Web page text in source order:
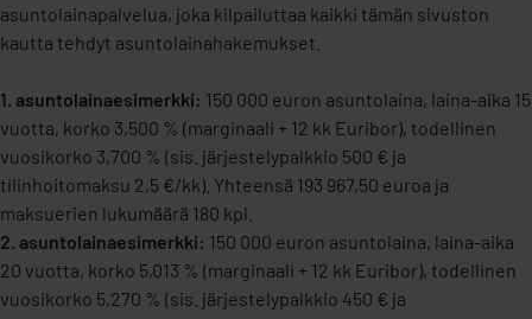
asuntolainapalvelua, joka kilpailuttaa kaikki tämän sivuston
kautta tehdyt asuntolainahakemukset.
1. asuntolainaesimerkki: 150 000 euron asuntolaina, laina-aika 15
vuotta, korko 3,500 % (marginaali + 12 kk Euribor), todellinen
vuosikorko 3,700 % (sis. järjestelypalkkio 500 € ja
tilinhoitomaksu 2,5 €/kk). Yhteensä 193 967,50 euroa ja
maksuerien lukumäärä 180 kpl.
2. asuntolainaesimerkki: 150 000 euron asuntolaina, laina-aika
20 vuotta, korko 5,013 % (marginaali + 12 kk Euribor), todellinen
vuosikorko 5,270 % (sis. järjestelypalkkio 450 € ja